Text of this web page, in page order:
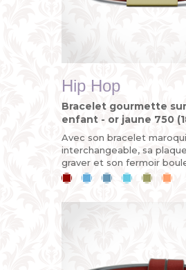
Hip Hop
Bracelet gourmette
enfant - or jaune 750
Avec son bracelet
interchangeable, sa
graver et son fermoir
la gourmette HIP-HOP est
CeriseBleuBleuBleuKaki